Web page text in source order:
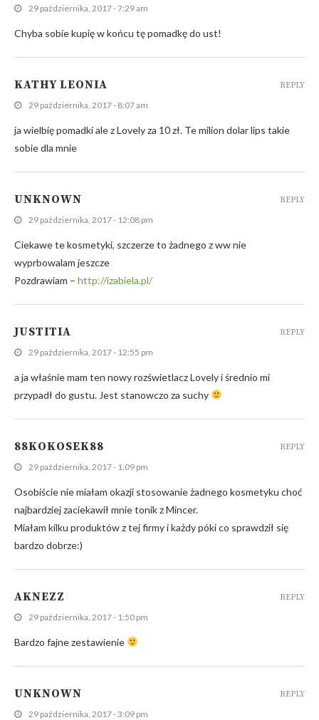
29 października, 2017 - 7:29 am
Chyba sobie kupię w końcu tę pomadkę do ust!
KATHY LEONIA
29 października, 2017 - 8:07 am
ja wielbię pomadki ale z Lovely za 10 zł. Te milion dolar lips takie
sobie dla mnie
REPLY
UNKNOWN
29 października, 2017 - 12:08 pm
Ciekawe te kosmetyki, szczerze to żadnego z ww nie
wyprbowalam jeszcze
Pozdrawiam – http://izabiela.pl/
REPLY
JUSTITIA
29 października, 2017 - 12:55 pm
a ja właśnie mam ten nowy rozświetlacz Lovely i średnio mi
przypadł do gustu. Jest stanowczo za suchy
REPLY
88KOKOSEK88
29 października, 2017 - 1:09 pm
Osobiście nie miałam okazji stosowanie żadnego kosmetyku choć
najbardziej zaciekawił mnie tonik z Mincer.
Miałam kilku produktów z tej firmy i każdy póki co sprawdził się
bardzo dobrze:)
REPLY
AKNEZZ
29 października, 2017 - 1:50 pm
Bardzo fajne zestawienie
REPLY
UNKNOWN
29 października, 2017 - 3:09 pm
REPLY